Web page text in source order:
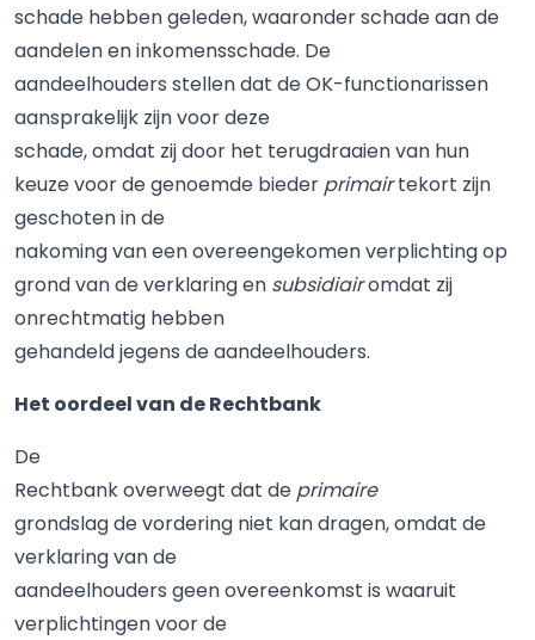
schade hebben geleden, waaronder schade aan de
aandelen en inkomensschade. De
aandeelhouders stellen dat de OK-functionarissen
aansprakelijk zijn voor deze
schade, omdat zij door het terugdraaien van hun
keuze voor de genoemde bieder primairtekort zijn
geschoten in de
nakoming van een overeengekomen verplichting op
grond van de verklaring en subsidiairomdat zij
onrechtmatig hebben
gehandeld jegens de aandeelhouders.
Het oordeel van de Rechtbank
De
Rechtbank overweegt dat de primaire
grondslag de vordering niet kan dragen, omdat de
verklaring van de
aandeelhouders geen overeenkomst is waaruit
verplichtingen voor de